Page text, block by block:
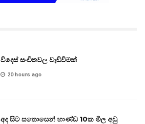
විදෙස් සංචිතවල වැඩිවීමක්
20 hours ago
අද සිට සතොසෙන් භාණ්ඩ 10ක මිල අඩු